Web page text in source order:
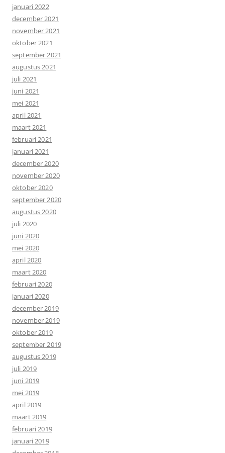
januari 2022
december 2021
november 2021
oktober 2021
september 2021
augustus 2021
juli 2021
juni 2021
mei 2021
april 2021
maart 2021
februari 2021
januari 2021
december 2020
november 2020
oktober 2020
september 2020
augustus 2020
juli 2020
juni 2020
mei 2020
april 2020
maart 2020
februari 2020
januari 2020
december 2019
november 2019
oktober 2019
september 2019
augustus 2019
juli 2019
juni 2019
mei 2019
april 2019
maart 2019
februari 2019
januari 2019